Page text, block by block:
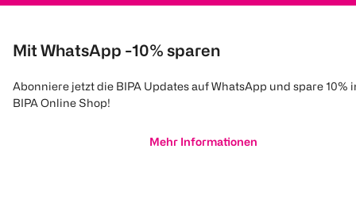
Mit WhatsApp -10% sparen
Abonniere jetzt die BIPA Updates auf WhatsApp und spare 10%
BIPA Online Shop!
Mehr Informationen